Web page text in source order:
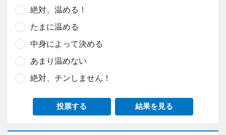
絶対、温める！
たまに温める
中身によって決める
あまり温めない
絶対、チンしません！
投票する 結果を見る